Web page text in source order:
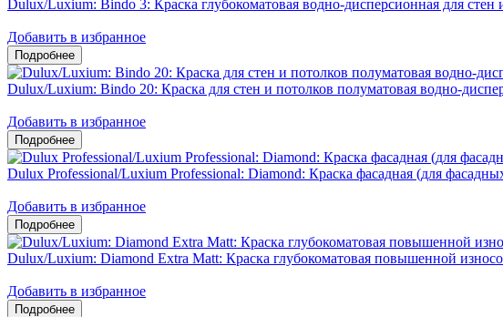
Dulux/Luxium: Bindo 3: Краска глубокоматовая водно-дисперсионная для стен
Добавить в избранное
Dulux/Luxium: Bindo 20: Краска для стен и потолков полуматовая водно-
Добавить в избранное
Dulux Professional/Luxium Professional: Diamond: Краска фасадная (для
Добавить в избранное
Dulux/Luxium: Diamond Extra Matt: Краска глубокоматовая повышенной
Добавить в избранное